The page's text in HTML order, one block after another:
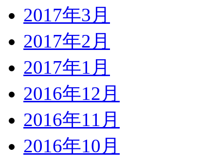
2017年3月
2017年2月
2017年1月
2016年12月
2016年11月
2016年10月